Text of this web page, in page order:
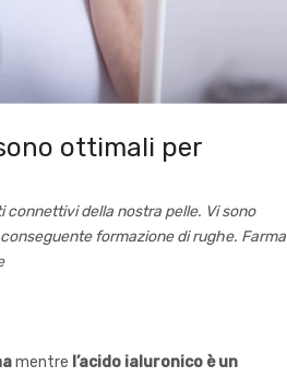
ottimali per
della nostra pelle. Vi sono
formazione di rughe. Farma
mentre l’acido ialuronico è un